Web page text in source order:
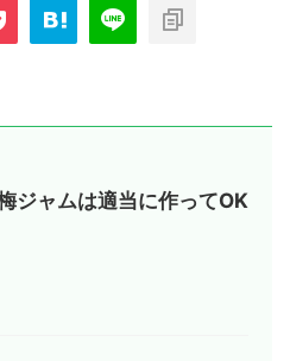
ジャムは適当に作ってOK